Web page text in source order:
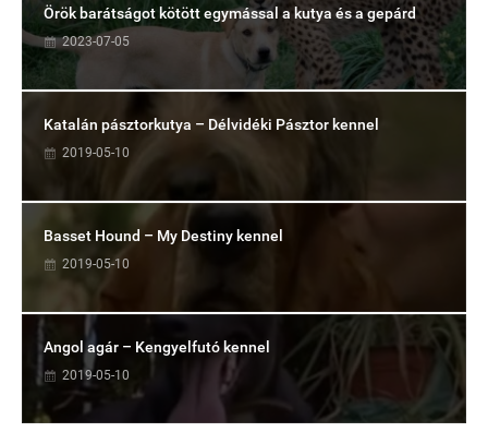
Örök barátságot kötött egymással a kutya és a gepárd
2023-07-05
Katalán pásztorkutya – Délvidéki Pásztor kennel
2019-05-10
Basset Hound – My Destiny kennel
2019-05-10
Angol agár – Kengyelfutó kennel
2019-05-10